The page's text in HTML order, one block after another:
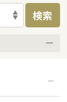
検索
談可能